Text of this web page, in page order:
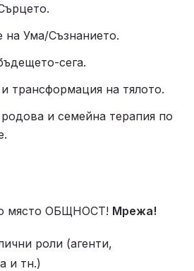
на Ума/Съзнанието.
сега.
трансформация на тялото.
и семейна терапия по
място ОБЩНОСТ! Мрежа!
роли (агенти,
и тн.)